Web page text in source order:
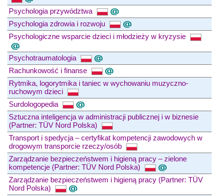
Psychologia przywództwa
Psychologia zdrowia i rozwoju
Psychologiczne wsparcie dzieci i młodzieży w kryzysie
Psychotraumatologia
Rachunkowość i finanse
Rytmika, logorytmika i taniec w wychowaniu muzyczno-
ruchowym dzieci
Surdologopedia
Sztuczna inteligencja w administracji publicznej i w biznesie
(Partner: TÜV Nord Polska)
Transport i spedycja – certyfikat kompetencji zawodowych w
drogowym transporcie rzeczy/osób
Zarządzanie bezpieczeństwem i higieną pracy – zielone
kompetencje (Partner: TÜV Nord Polska)
Zarządzanie bezpieczeństwem i higieną pracy (Partner: TÜV
Nord Polska)